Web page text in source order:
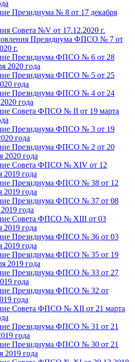
Президиума № 8 от 17 декабря
Совета №V от 17.12.2020 г.
Президиума ФПСО № 7 от
г.
Президиума ФПСО № 6 от 28
2020 года
Президиума ФПСО № 5 от 25
года
Президиума ФПСО № 4 от 24
года
Совета ФПСО № II от 19 марта
Президиума ФПСО № 3 от 19
года
Президиума ФПСО № 2 от 20
2020 года
Совета ФПСО № XIV от 12
2019 года
Президиума ФПСО № 38 от 12
2019 года
Президиума ФПСО № 37 от 08
года
Совета ФПСО № XIII от 03
2019 года
Президиума ФПСО № 36 от 03
2019 года
Президиума ФПСО № 35 от 19
2019 года
Президиума ФПСО № 33 от 27
года
Президиума ФПСО № 32 от
года
Совета ФПСО № XII от 21 марта
Президиума ФПСО № 31 от 21
года
Президиума ФПСО № 30 от 21
2019 года